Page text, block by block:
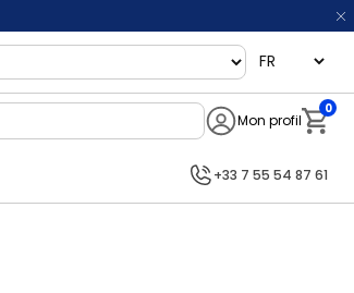
language
Mon profil
0
+33 7 55 54 87 61